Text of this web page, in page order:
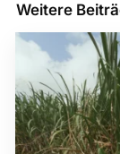
Weitere